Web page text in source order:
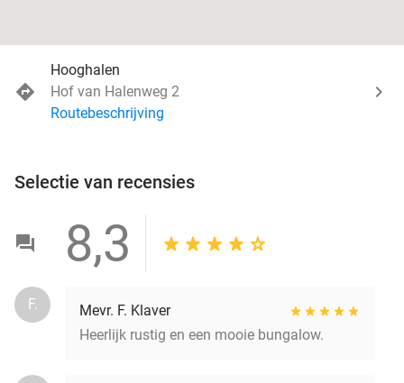
Hooghalen
Hof van Halenweg 2
Routebeschrijving
Selectie van recensies
8,3
F.
Mevr. F. Klaver
Heerlijk rustig en een mooie bungalow.